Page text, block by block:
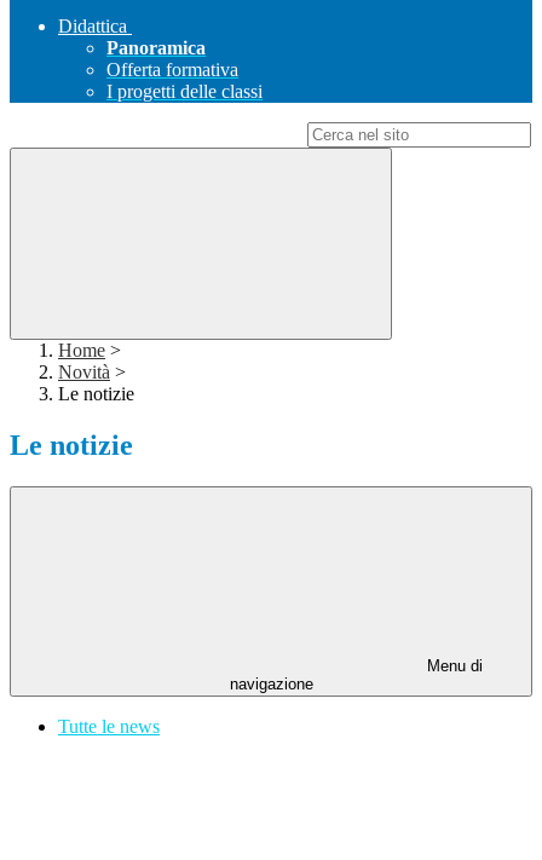
Didattica
Panoramica
Offerta formativa
I progetti delle classi
Home >
Novità >
Le notizie
Le notizie
Menu di
navigazione
Tutte le news